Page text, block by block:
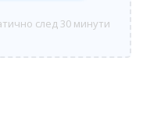
след 30 минути